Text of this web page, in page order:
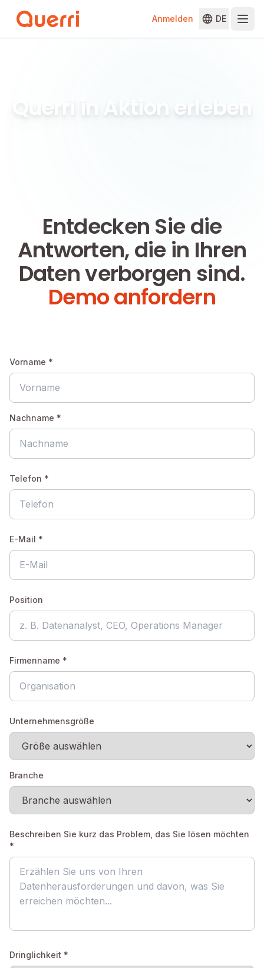
Anmelden DE
Querri in Aktion erleben
Entdecken Sie die
Antworten, die in Ihren
Daten verborgen sind.
Demo anfordern
Vorname *
Nachname *
Telefon *
E-Mail *
Position
Firmenname *
Unternehmensgröße
Branche
Beschreiben Sie kurz das Problem, das Sie lösen möchten
*
Dringlichkeit *